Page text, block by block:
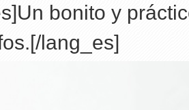
bonito y
lang_es]